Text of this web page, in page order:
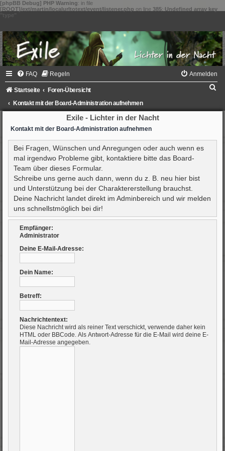
[phpBB Debug] PHP Warning: in file
[ROOT]/ext/martin/localurltotext/event/listener.php on line 385: Undefined array key
FAQ Regeln Anmelden
Startseite
Foren-Übersicht
Kontakt mit der Board-Administration aufnehmen
Exile - Lichter in der Nacht
Kontakt mit der Board-Administration aufnehmen
Bei Fragen, Wünschen und Anregungen oder auch wenn es
mal irgendwo Probleme gibt, kontaktiere bitte das Board-
Team über dieses Formular.
Schreibe uns gerne auch dann, wenn du z. B. neu hier bist
und Unterstützung bei der Charaktererstellung brauchst.
Deine Nachricht landet direkt im Adminbereich und wir melden
uns schnellstmöglich bei dir!
Empfänger:
Administrator
Deine E-Mail-Adresse:
Dein Name:
Betreff:
Nachrichtentext:
Diese Nachricht wird als reiner Text verschickt, verwende daher kein
HTML oder BBCode. Als Antwort-Adresse für die E-Mail wird deine E-
Mail-Adresse angegeben.